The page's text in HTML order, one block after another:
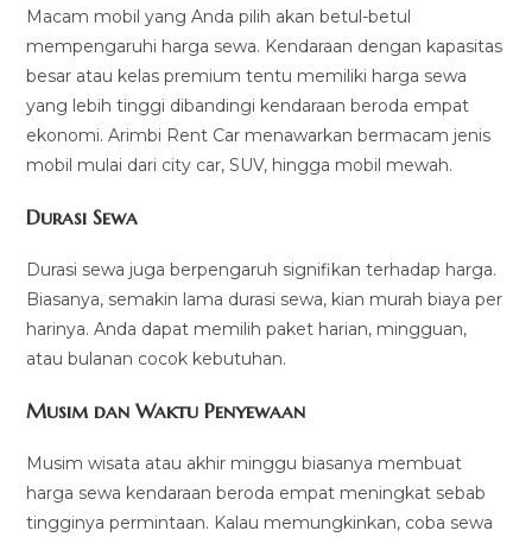
Macam mobil yang Anda pilih akan betul-betul
mempengaruhi harga sewa. Kendaraan dengan kapasitas
besar atau kelas premium tentu memiliki harga sewa
yang lebih tinggi dibandingi kendaraan beroda empat
ekonomi. Arimbi Rent Car menawarkan bermacam jenis
mobil mulai dari city car, SUV, hingga mobil mewah.
Durasi Sewa
Durasi sewa juga berpengaruh signifikan terhadap harga.
Biasanya, semakin lama durasi sewa, kian murah biaya per
harinya. Anda dapat memilih paket harian, mingguan,
atau bulanan cocok kebutuhan.
Musim dan Waktu Penyewaan
Musim wisata atau akhir minggu biasanya membuat
harga sewa kendaraan beroda empat meningkat sebab
tingginya permintaan. Kalau memungkinkan, coba sewa